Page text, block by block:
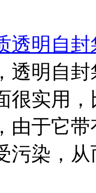
透明自
明自封
很实用
由于它
污染，